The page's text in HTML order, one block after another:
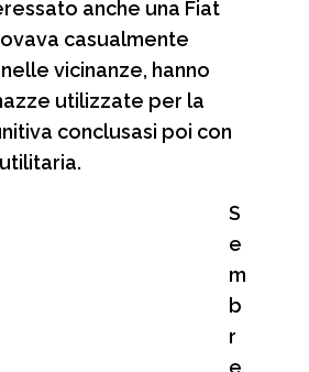
anche una Fiat
casualmente
vicinanze, hanno
utilizzate per la
conclusasi poi con
S
e
m
b
r
e